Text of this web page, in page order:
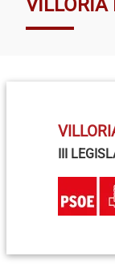
VILLORIA
III